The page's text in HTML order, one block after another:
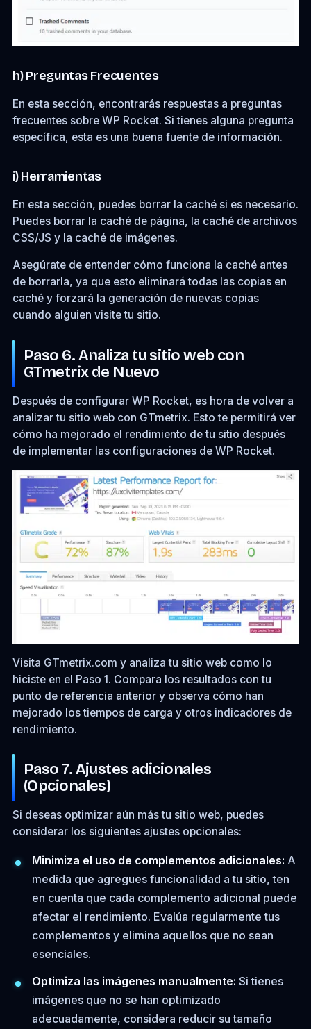
h) Preguntas Frecuentes
En esta sección, encontrarás respuestas a preguntas
frecuentes sobre WP Rocket. Si tienes alguna pregunta
específica, esta es una buena fuente de información.
i) Herramientas
En esta sección, puedes borrar la caché si es necesario.
Puedes borrar la caché de página, la caché de archivos
CSS/JS y la caché de imágenes.
Asegúrate de entender cómo funciona la caché antes
de borrarla, ya que esto eliminará todas las copias en
caché y forzará la generación de nuevas copias
cuando alguien visite tu sitio.
Paso 6. Analiza tu sitio web con
GTmetrix de Nuevo
Después de configurar WP Rocket, es hora de volver a
analizar tu sitio web con GTmetrix. Esto te permitirá ver
cómo ha mejorado el rendimiento de tu sitio después
de implementar las configuraciones de WP Rocket.
Visita GTmetrix.com y analiza tu sitio web como lo
hiciste en el Paso 1. Compara los resultados con tu
punto de referencia anterior y observa cómo han
mejorado los tiempos de carga y otros indicadores de
rendimiento.
Paso 7. Ajustes adicionales
(Opcionales)
Si deseas optimizar aún más tu sitio web, puedes
considerar los siguientes ajustes opcionales:
Minimiza el uso de complementos adicionales: A
medida que agregues funcionalidad a tu sitio, ten
en cuenta que cada complemento adicional puede
afectar el rendimiento. Evalúa regularmente tus
complementos y elimina aquellos que no sean
esenciales.
Optimiza las imágenes manualmente: Si tienes
imágenes que no se han optimizado
adecuadamente, considera reducir su tamaño